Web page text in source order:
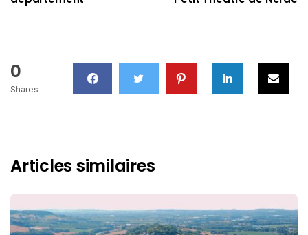
0
Shares
Articles similaires